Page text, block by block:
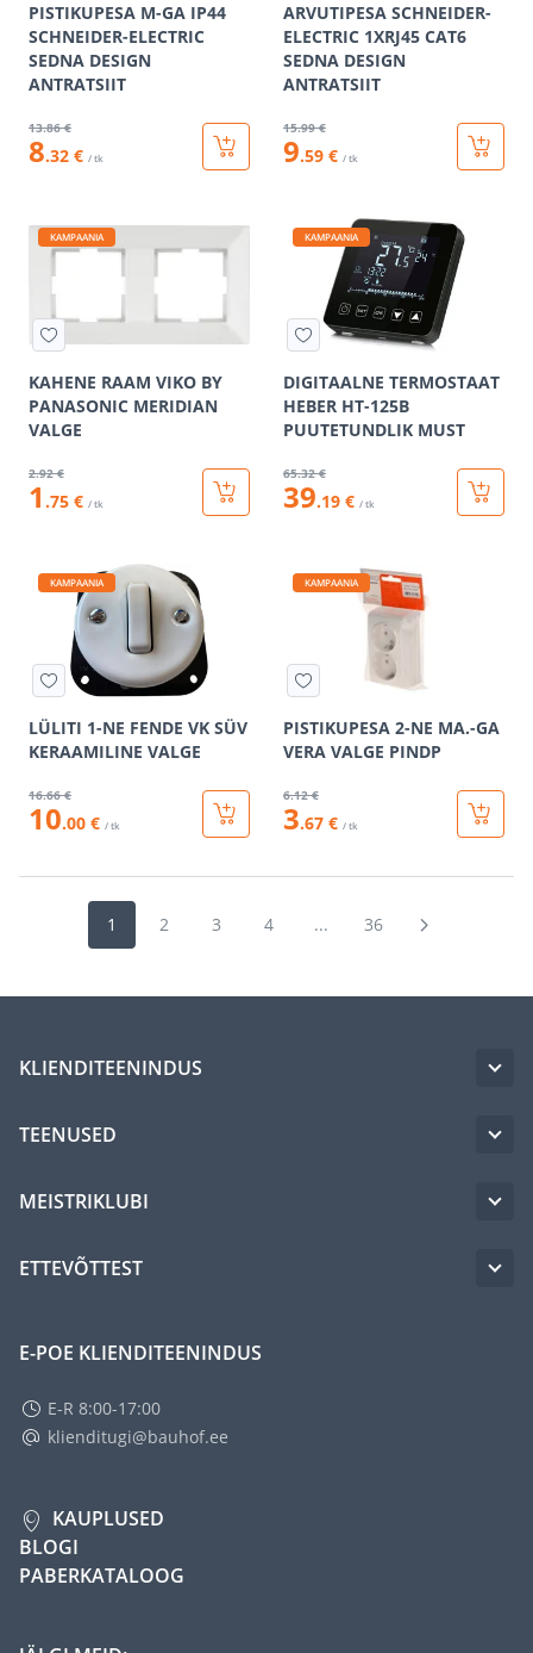
PISTIKUPESA M-GA IP44
SCHNEIDER-ELECTRIC
SEDNA DESIGN
ANTRATSIIT
13.86 €
8.32 € / tk
ARVUTIPESA SCHNEIDER-
ELECTRIC 1XRJ45 CAT6
SEDNA DESIGN
ANTRATSIIT
15.99 €
9.59 € / tk
KAMPAANIA
KAHENE RAAM VIKO BY
PANASONIC MERIDIAN
VALGE
2.92 €
1 .75 € / tk
KAMPAANIA
DIGITAALNE TERMOSTAAT
HEBER HT-125B
PUUTETUNDLIK MUST
65.32 €
39.19 € / tk
KAMPAANIA
LÜLITI 1-NE FENDE VK SÜV
KERAAMILINE VALGE
16.66 €
10.00 € / tk
KAMPAANIA
PISTIKUPESA 2-NE MA.-GA
VERA VALGE PINDP
6.12 €
3.67 € / tk
1 2 3 4 ... 36
KLIENDITEENINDUS
TEENUSED
MEISTRIKLUBI
ETTEVÕTTEST
E-POE KLIENDITEENINDUS
E-R 8:00-17:00
klienditugi@bauhof.ee
KAUPLUSED
BLOGI
PABERKATALOOG